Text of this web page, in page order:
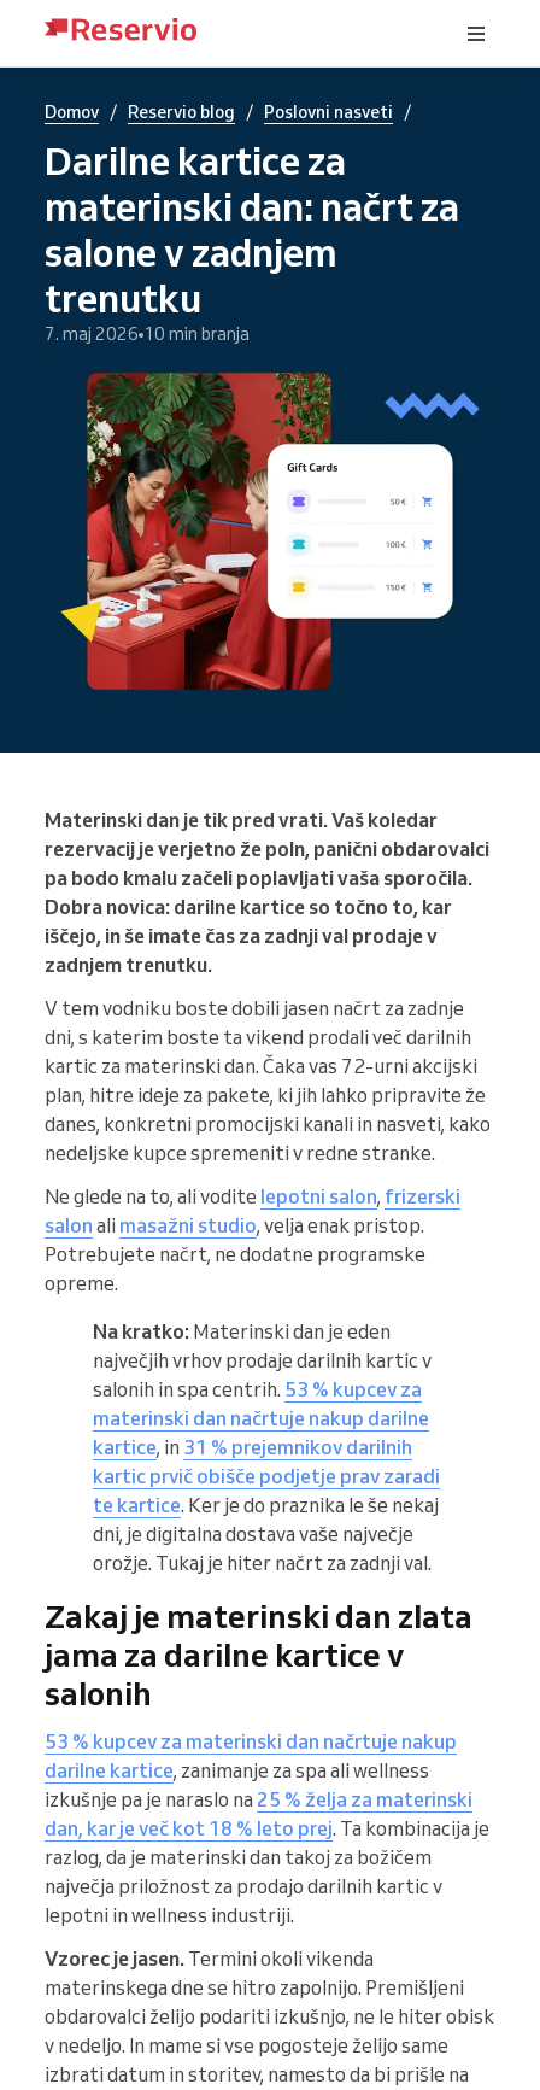
Domov / Reservio blog / Poslovni nasveti /
Darilne kartice za
materinski dan: načrt za
salone v zadnjem
trenutku
7. maj 2026 10 min branja
Materinski dan je tik pred vrati. Vaš koledar
rezervacij je verjetno že poln, panični obdarovalci
pa bodo kmalu začeli poplavljati vaša sporočila.
Dobra novica: darilne kartice so točno to, kar
iščejo, in še imate čas za zadnji val prodaje v
zadnjem trenutku.
V tem vodniku boste dobili jasen načrt za zadnje
dni, s katerim boste ta vikend prodali več darilnih
kartic za materinski dan. Čaka vas 72-urni akcijski
plan, hitre ideje za pakete, ki jih lahko pripravite že
danes, konkretni promocijski kanali in nasveti, kako
nedeljske kupce spremeniti v redne stranke.
Ne glede na to, ali vodite lepotni salon, frizerski
salon ali masažni studio, velja enak pristop.
Potrebujete načrt, ne dodatne programske
opreme.
Na kratko: Materinski dan je eden
največjih vrhov prodaje darilnih kartic v
salonih in spa centrih. 53 % kupcev za
materinski dan načrtuje nakup darilne
kartice, in 31 % prejemnikov darilnih
kartic prvič obišče podjetje prav zaradi
te kartice. Ker je do praznika le še nekaj
dni, je digitalna dostava vaše največje
orožje. Tukaj je hiter načrt za zadnji val.
Zakaj je materinski dan zlata
jama za darilne kartice v
salonih
53 % kupcev za materinski dan načrtuje nakup
darilne kartice, zanimanje za spa ali wellness
izkušnje pa je naraslo na 25 % želja za materinski
dan, kar je več kot 18 % leto prej. Ta kombinacija je
razlog, da je materinski dan takoj za božičem
največja priložnost za prodajo darilnih kartic v
lepotni in wellness industriji.
Vzorec je jasen. Termini okoli vikenda
materinskega dne se hitro zapolnijo. Premišljeni
obdarovalci želijo podariti izkušnjo, ne le hiter obisk
v nedeljo. In mame si vse pogosteje želijo same
izbrati datum in storitev, namesto da bi prišle na